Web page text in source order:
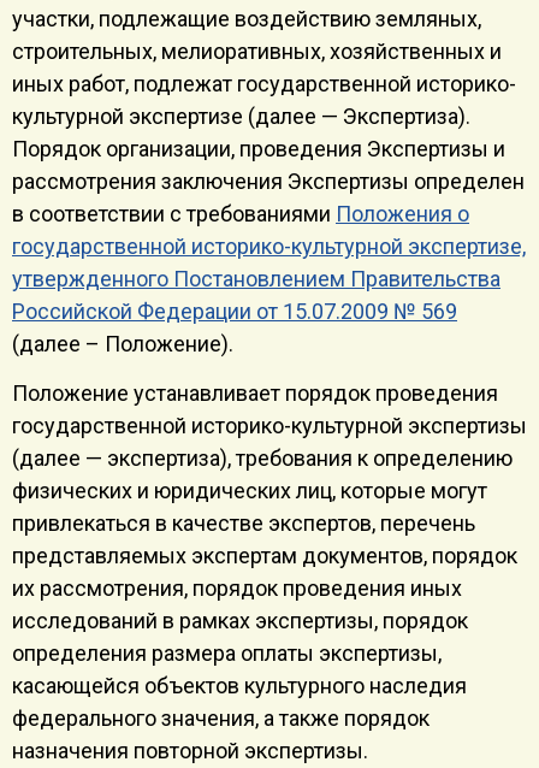
участки, подлежащие воздействию земляных,
строительных, мелиоративных, хозяйственных и
иных работ, подлежат государственной историко-
культурной экспертизе (далее — Экспертиза).
Порядок организации, проведения Экспертизы и
рассмотрения заключения Экспертизы определен
в соответствии с требованиями Положения о
государственной историко-культурной экспертизе,
утвержденного Постановлением Правительства
Российской Федерации от 15.07.2009 № 569
(далее – Положение).
Положение устанавливает порядок проведения
государственной историко-культурной экспертизы
(далее — экспертиза), требования к определению
физических и юридических лиц, которые могут
привлекаться в качестве экспертов, перечень
представляемых экспертам документов, порядок
их рассмотрения, порядок проведения иных
исследований в рамках экспертизы, порядок
определения размера оплаты экспертизы,
касающейся объектов культурного наследия
федерального значения, а также порядок
назначения повторной экспертизы.